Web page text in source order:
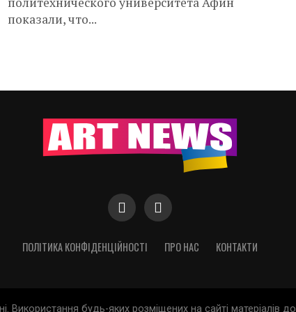
показали, что...
ПОЛІТИКА КОНФІДЕНЦІЙНОСТІ ПРО НАС КОНТАКТИ
будь-яких розміщених на сайті матеріалів